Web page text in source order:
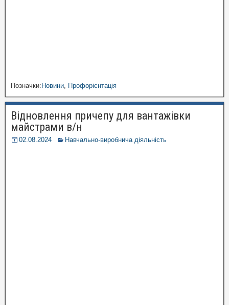
Позначки:Новини Профорієнтація
Відновлення причепу для вантажівки
майстрами в/н
02.08.2024 Навчально-виробнича діяльність